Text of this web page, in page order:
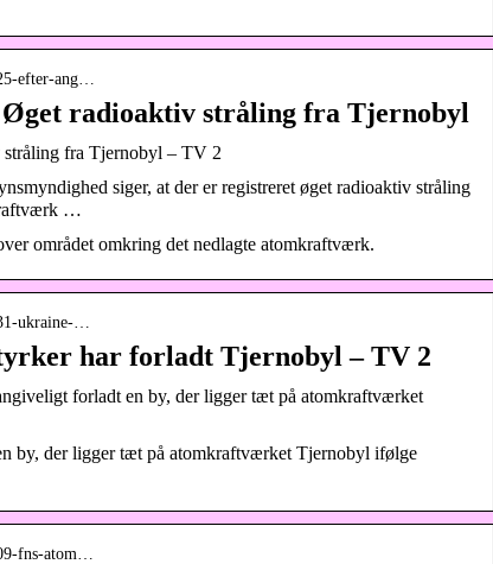
efter-ang…
radioaktiv stråling fra Tjernobyl
fra Tjernobyl – TV 2
siger, at der er registreret øget radioaktiv stråling
…
området omkring det nedlagte atomkraftværk.
ukraine-…
har forladt Tjernobyl – TV 2
forladt en by, der ligger tæt på atomkraftværket
by, der ligger tæt på atomkraftværket Tjernobyl ifølge
fns-atom…